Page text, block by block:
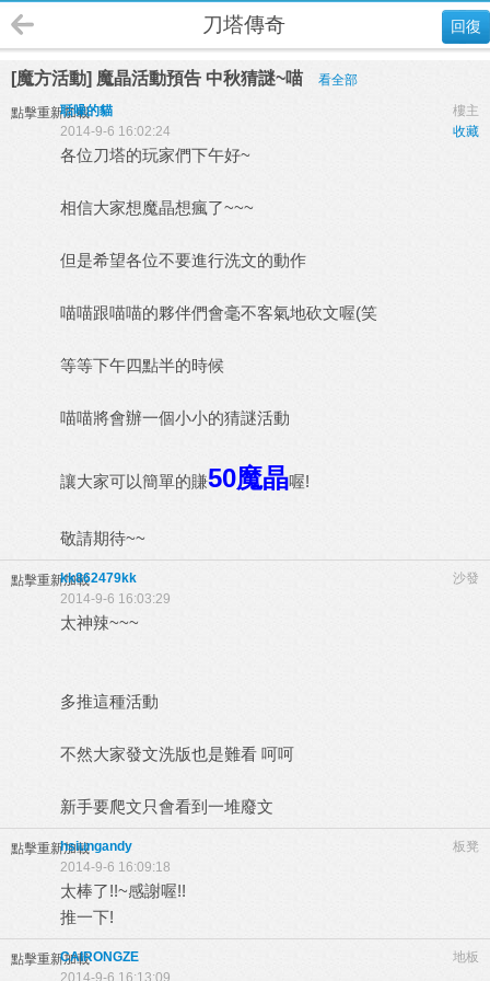
回復
刀塔傳奇
[魔方活動] 魔晶活動預告 中秋猜謎~喵 看全部
點擊重新加載 樓主
聒噪的貓
收藏
2014-9-6 16:02:24
各位刀塔的玩家們下午好~
相信大家想魔晶想瘋了~~~
但是希望各位不要進行洗文的動作
喵喵跟喵喵的夥伴們會毫不客氣地砍文喔(笑
等等下午四點半的時候
喵喵將會辦一個小小的猜謎活動
讓大家可以簡單的賺50魔晶喔!
敬請期待~~
點擊重新加載 沙發
kk862479kk
2014-9-6 16:03:29
太神辣~~~
多推這種活動
不然大家發文洗版也是難看 呵呵
新手要爬文只會看到一堆廢文
點擊重新加載 板凳
hsiungandy
2014-9-6 16:09:18
太棒了!!~感謝喔!!
推一下!
點擊重新加載 地板
CAIRONGZE
2014-9-6 16:13:09